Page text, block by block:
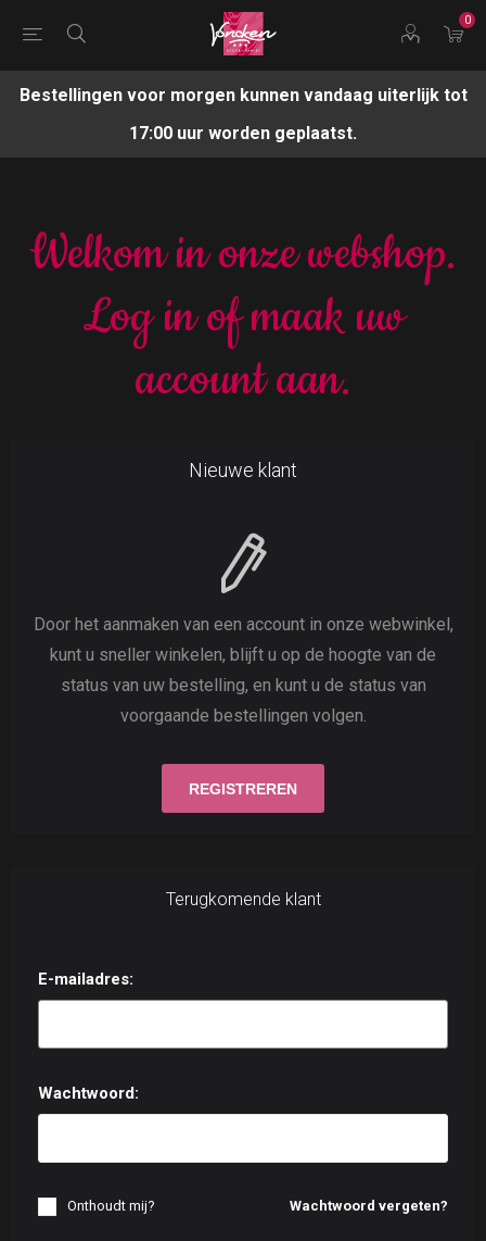
0
Bestellingen voor morgen kunnen vandaag uiterlijk tot
17:00 uur worden geplaatst.
Welkom in onze webshop.
Log in of maak uw
account aan.
Nieuwe klant
Door het aanmaken van een account in onze webwinkel,
kunt u sneller winkelen, blijft u op de hoogte van de
status van uw bestelling, en kunt u de status van
voorgaande bestellingen volgen.
Terugkomende klant
E-mailadres:
Wachtwoord:
Wachtwoord vergeten?
Onthoudt mij?